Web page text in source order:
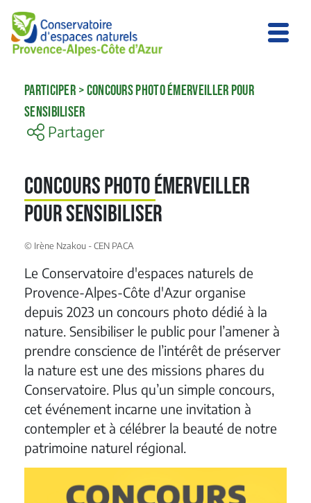
PARTICIPER >CONCOURS PHOTO ÉMERVEILLER POUR
SENSIBILISER
Partager
Concours photo émerveiller
pour sensibiliser
© Irène Nzakou - CEN PACA
Le Conservatoire d'espaces naturels de
Provence-Alpes-Côte d'Azur organise
depuis 2023 un concours photo dédié à la
nature. Sensibiliser le public pour l’amener à
prendre conscience de l’intérêt de préserver
la nature est une des missions phares du
Conservatoire. Plus qu’un simple concours,
cet événement incarne une invitation à
contempler et à célébrer la beauté de notre
patrimoine naturel régional.